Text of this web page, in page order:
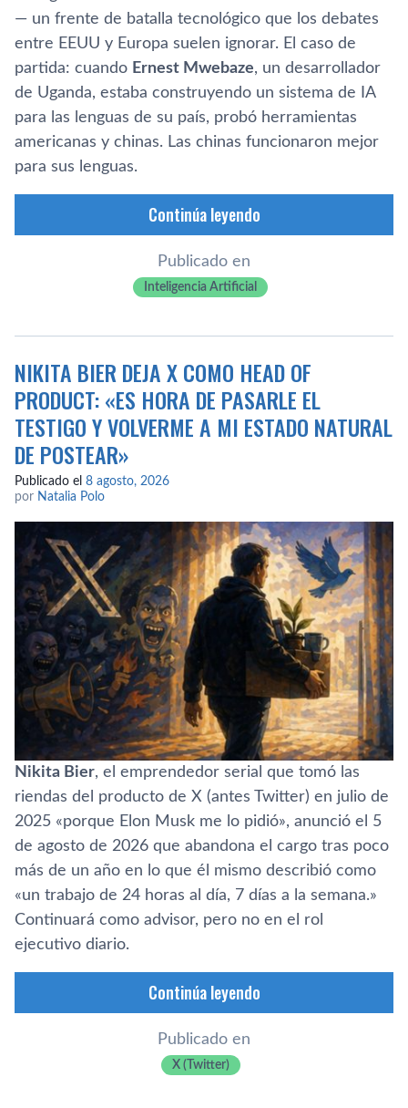
— un frente de batalla tecnológico que los debates
entre EEUU y Europa suelen ignorar. El caso de
partida: cuando Ernest Mwebaze, un desarrollador
de Uganda, estaba construyendo un sistema de IA
para las lenguas de su país, probó herramientas
americanas y chinas. Las chinas funcionaron mejor
para sus lenguas.
Continúa leyendo
Publicado en
Inteligencia Artificial
NIKITA BIER DEJA X COMO HEAD OF
PRODUCT: «ES HORA DE PASARLE EL
TESTIGO Y VOLVERME A MI ESTADO NATURAL
DE POSTEAR»
Publicado el 8 agosto, 2026
por Natalia Polo
Nikita Bier, el emprendedor serial que tomó las
riendas del producto de X (antes Twitter) en julio de
2025 «porque Elon Musk me lo pidió», anunció el 5
de agosto de 2026 que abandona el cargo tras poco
más de un año en lo que él mismo describió como
«un trabajo de 24 horas al día, 7 días a la semana.»
Continuará como advisor, pero no en el rol
ejecutivo diario.
Continúa leyendo
Publicado en
X (Twitter)